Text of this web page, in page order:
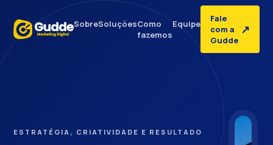
SobreSoluçõesComo
fazemos
Equipe
Fale
com a
Gudde
↗
ESTRATÉGIA, CRIATIVIDADE E RESULTADO